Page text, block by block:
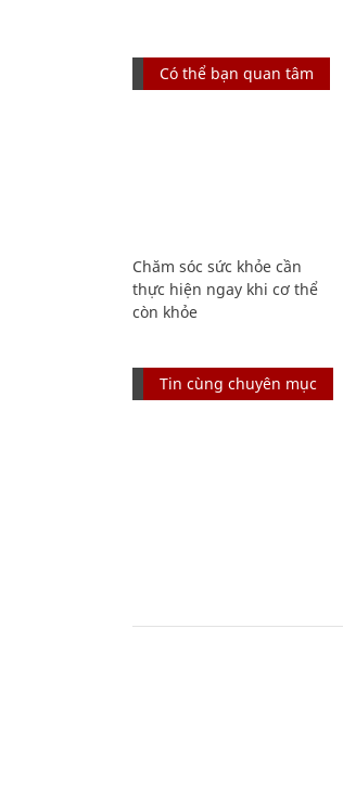
Có thể bạn quan tâm
Chăm sóc sức khỏe cần
thực hiện ngay khi cơ thể
còn khỏe
Tin cùng chuyên mục